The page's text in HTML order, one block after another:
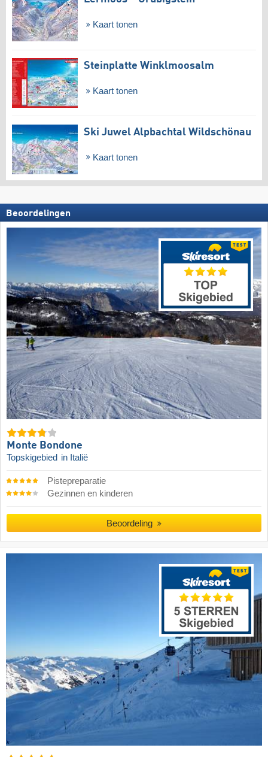
Kaart tonen
Steinplatte Winklmoosalm
Kaart tonen
Ski Juwel Alpbachtal Wildschönau
Kaart tonen
Beoordelingen
Monte Bondone
Topskigebied in Italië
Pistepreparatie
Gezinnen en kinderen
Beoordeling